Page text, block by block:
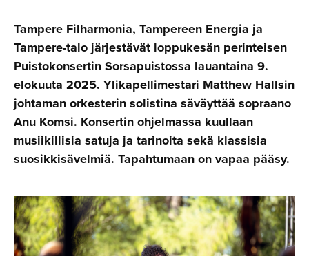
Tampere Filharmonia, Tampereen Energia ja
Tampere-talo järjestävät loppukesän perinteisen
Puistokonsertin Sorsapuistossa lauantaina 9.
elokuuta 2025. Ylikapellimestari Matthew Hallsin
johtaman orkesterin solistina säväyttää sopraano
Anu Komsi. Konsertin ohjelmassa kuullaan
musiikillisia satuja ja tarinoita sekä klassisia
suosikkisävelmiä. Tapahtumaan on vapaa pääsy.